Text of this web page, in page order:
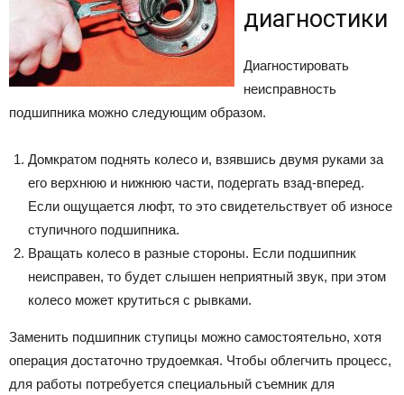
диагностики
Диагностировать
неисправность
подшипника можно следующим образом.
Домкратом поднять колесо и, взявшись двумя руками за
его верхнюю и нижнюю части, подергать взад-вперед.
Если ощущается люфт, то это свидетельствует об износе
ступичного подшипника.
Вращать колесо в разные стороны. Если подшипник
неисправен, то будет слышен неприятный звук, при этом
колесо может крутиться с рывками.
Заменить подшипник ступицы можно самостоятельно, хотя
операция достаточно трудоемкая. Чтобы облегчить процесс,
для работы потребуется специальный съемник для